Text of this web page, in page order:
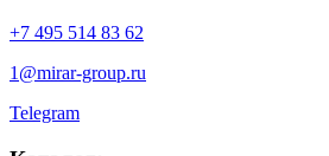
+7 495 514 83 62
1@mirar-group.ru
Telegram